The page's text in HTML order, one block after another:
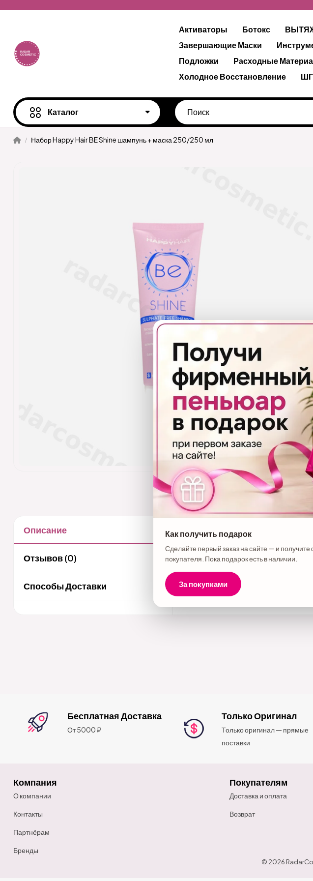
Активаторы Ботокс
Завершающие Маски
Подложки
Расходные
Холодное Восстановление
Каталог
Набор Happy Hair BE Shine шампунь + маска 250/250 мл
Описание
Отзывов (0)
Способы Доставки
Описание товара
Набор Happy Hair BE Shine шампунь
Бесплатная Доставка
От 5000 ₽
Только Оригинал
Только оригинал — прямые
поставки
Компания
О компании
Контакты
Партнёрам
Бренды
Покупателям
Доставка и оплата
Возврат
© 2026
Как получить подарок
Сделайте первый заказ на сайте — и
покупателя. Пока подарок есть в наличии.
За покупками